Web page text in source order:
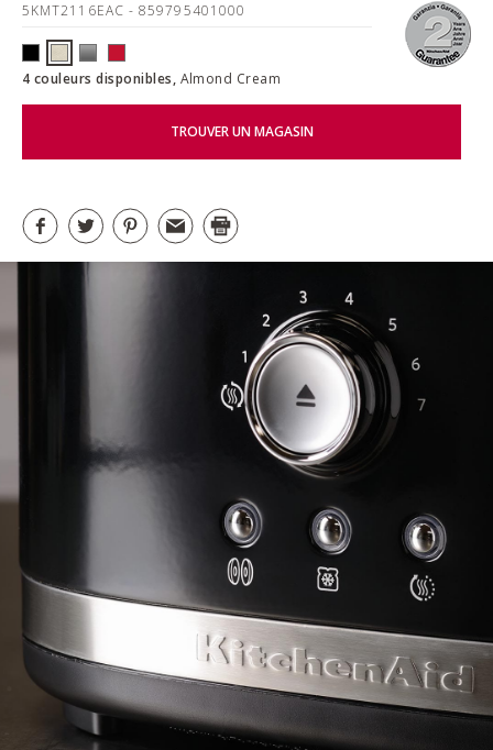
5KMT2116EAC - 859795401000
4 couleurs disponibles, Almond Cream
TROUVER UN MAGASIN